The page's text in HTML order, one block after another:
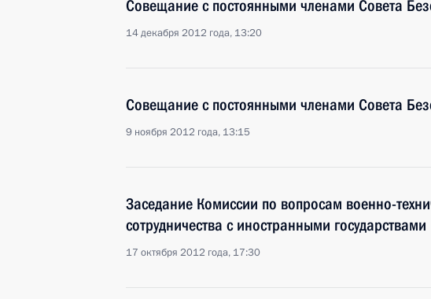
Совещание с постоянными членами Совета
14 декабря 2012 года, 13:20
Совещание с постоянными членами Совета
9 ноября 2012 года, 13:15
Заседание Комиссии по вопросам военно-
сотрудничества с иностранными государствами
17 октября 2012 года, 17:30